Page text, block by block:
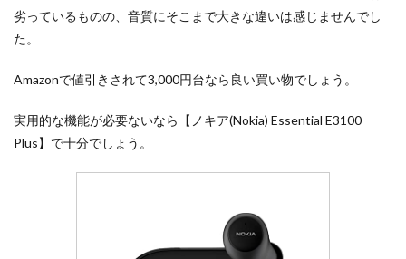
劣っているものの、音質にそこまで大きな違いは感じませんでし
た。
Amazonで値引きされて3,000円台なら良い買い物でしょう。
実用的な機能が必要ないなら【ノキア(Nokia) Essential E3100
Plus】で十分でしょう。